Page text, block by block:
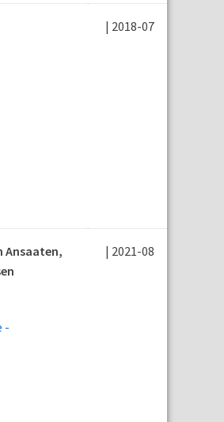
| 2018-07
Ansaaten,
| 2021-08
-